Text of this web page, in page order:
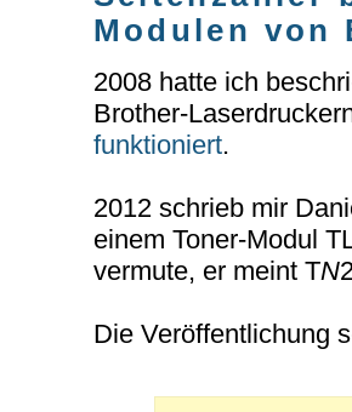
Modulen von
2008 hatte ich
Brother-
funktioniert.
2012 schrieb mir
einem Toner-Modul
vermute, er meint TN
Die Veröffentlichung